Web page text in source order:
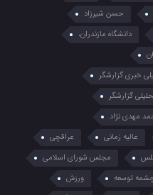
حسن شیرزاد
دانشگاه مازندران،
خبری گزارشگر
گزارشگر
مهدی نژاد
عالیه زمانی
عراقچی
مجلس شورای اسلامی
توسعه
ورزش